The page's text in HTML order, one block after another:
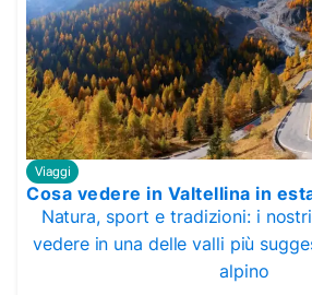
Viaggi
Cosa vedere in Valtellina in
Natura, sport e tradizioni: i
vedere in una delle valli più
alpino